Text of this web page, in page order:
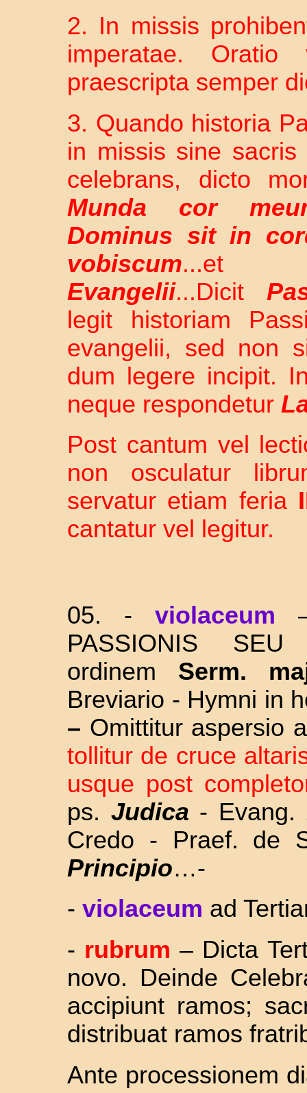
2. In missis
imperatae. Oratio
praescripta semper
3. Quando historia
in missis sine
celebrans, dicto
Munda cor
Dominus sit in
vobiscum
Evangelii...Dicit
legit historiam
evangelii, sed non
dum legere incipit.
neque respondetur
Post cantum vel
non osculatur
servatur etiam feria
cantatur vel legitur.
05. - violaceum
PASSIONIS SEU
ordinem Serm.
Breviario - Hymni in
– Omittitur aspersio
tollitur de cruce
usque post
ps. Judica - Evang.
Credo - Praef. de
Principio…-
- violaceum ad
- rubrum – Dicta
novo. Deinde
accipiunt ramos;
distribuat ramos
Ante processionem